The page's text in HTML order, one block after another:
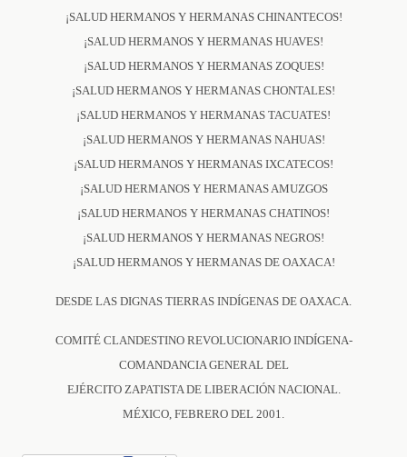
¡SALUD HERMANOS Y HERMANAS CHINANTECOS!
¡SALUD HERMANOS Y HERMANAS HUAVES!
¡SALUD HERMANOS Y HERMANAS ZOQUES!
¡SALUD HERMANOS Y HERMANAS CHONTALES!
¡SALUD HERMANOS Y HERMANAS TACUATES!
¡SALUD HERMANOS Y HERMANAS NAHUAS!
¡SALUD HERMANOS Y HERMANAS IXCATECOS!
¡SALUD HERMANOS Y HERMANAS AMUZGOS
¡SALUD HERMANOS Y HERMANAS CHATINOS!
¡SALUD HERMANOS Y HERMANAS NEGROS!
¡SALUD HERMANOS Y HERMANAS DE OAXACA!
DESDE LAS DIGNAS TIERRAS INDÍGENAS DE OAXACA.
COMITÉ CLANDESTINO REVOLUCIONARIO INDÍGENA-
COMANDANCIA GENERAL DEL
EJÉRCITO ZAPATISTA DE LIBERACIÓN NACIONAL.
MÉXICO, FEBRERO DEL 2001.